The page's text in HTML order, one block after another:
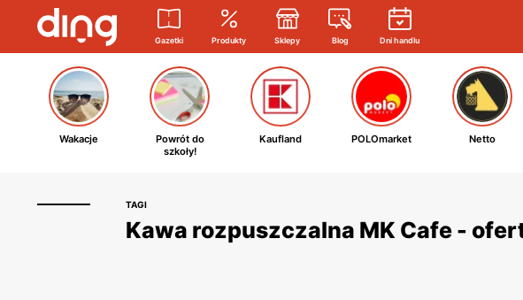
Gazetki Produkty Sklepy Blog Dni handlu
Wakacje
Powrót do
szkoły!
Kaufland POLOmarket Netto
TAGI
Kawa rozpuszczalna MK Cafe -